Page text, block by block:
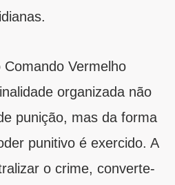
Vermelho
organizada não
punição, mas da forma
punitivo é exercido. A
o crime, converte-